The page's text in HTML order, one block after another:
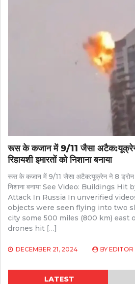
रूस के कजान में ​​​​​​​9/11 जैसा
रिहायशी इमारतों को निशाना बनाया
रूस के कजान में ​​​​​​​9/11 जैसा अटैक:यूक्रेन ने 8 ड्रोन
निशाना बनाया See Video: Buildings
Attack In Russia In unverified
objects were seen flying into two
city some 500 miles (800 km) east
drones hit […]
DECEMBER 21, 2024 BY EDITOR
LATEST